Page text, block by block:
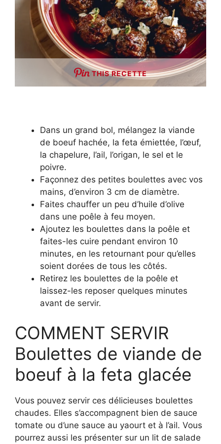
THIS RECETTE
Dans un grand bol, mélangez la viande
de boeuf hachée, la feta émiettée, l’œuf,
la chapelure, l’ail, l’origan, le sel et le
poivre.
Façonnez des petites boulettes avec vos
mains, d’environ 3 cm de diamètre.
Faites chauffer un peu d’huile d’olive
dans une poêle à feu moyen.
Ajoutez les boulettes dans la poêle et
faites-les cuire pendant environ 10
minutes, en les retournant pour qu’elles
soient dorées de tous les côtés.
Retirez les boulettes de la poêle et
laissez-les reposer quelques minutes
avant de servir.
COMMENT SERVIR
Boulettes de viande de
boeuf à la feta glacée
Vous pouvez servir ces délicieuses boulettes
chaudes. Elles s’accompagnent bien de sauce
tomate ou d’une sauce au yaourt et à l’ail. Vous
pourrez aussi les présenter sur un lit de salade